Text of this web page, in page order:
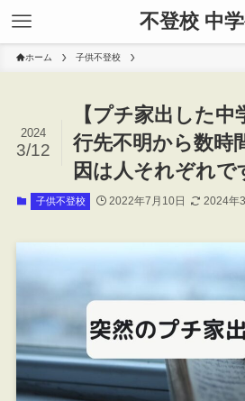
不登校 中
ホーム 子供不登校
【プチ家出した
行先不明から数時
因は人それぞれで
2024
3/12
子供不登校 2022年7月10日 2024年